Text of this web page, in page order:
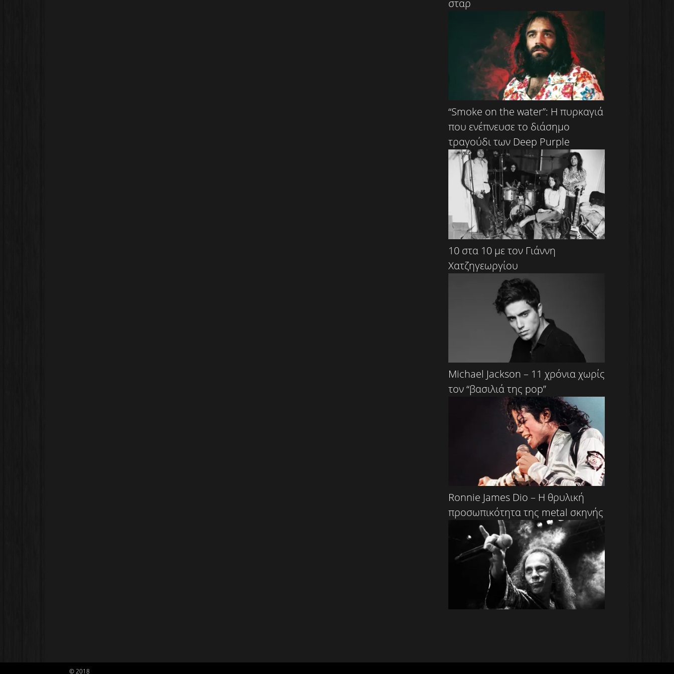
σταρ
“Smoke on the water”: Η πυρκαγιά
που ενέπνευσε το διάσημο
τραγούδι των Deep Purple
10 στα 10 με τον Γιάννη
Χατζηγεωργίου
Michael Jackson – 11 χρόνια χωρίς
τον “βασιλιά της pop”
Ronnie James Dio – Η θρυλική
προσωπικότητα της metal σκηνής
© 2018